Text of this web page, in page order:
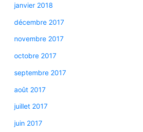
janvier 2018
décembre 2017
novembre 2017
octobre 2017
septembre 2017
août 2017
juillet 2017
juin 2017